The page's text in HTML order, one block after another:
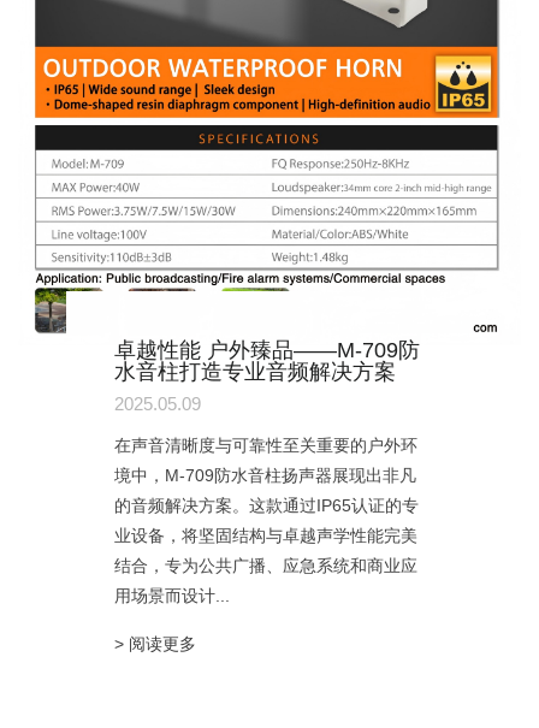
卓越性能 户外臻品——M-709防
水音柱打造专业音频解决方案
2025.05.09
在声音清晰度与可靠性至关重要的户外环
境中，M-709防水音柱扬声器展现出非凡
的音频解决方案。这款通过IP65认证的专
业设备，将坚固结构与卓越声学性能完美
结合，专为公共广播、应急系统和商业应
用场景而设计...
> 阅读更多